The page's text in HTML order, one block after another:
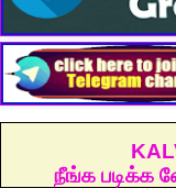
நீங்க படிக்க